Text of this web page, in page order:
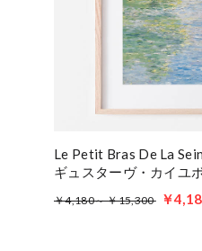
Le Petit Bras De La
ギュスターヴ・カイユ
￥4,180～ ￥15,300 ￥